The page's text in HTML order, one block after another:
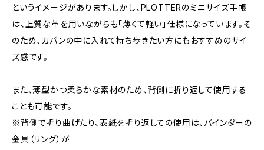
というイメージがあります。しかし、PLOTTERのミニサイズ手帳
は、上質な革を用いながらも「薄くて軽い」仕様になっています。そ
のため、カバンの中に入れて持ち歩きたい方にもおすすめのサイ
ズ感です。
また、薄型かつ柔らかな素材のため、背側に折り返して使用する
ことも可能です。
※背側で折り曲げたり、表紙を折り返しての使用は、バインダーの
金具（リング）が